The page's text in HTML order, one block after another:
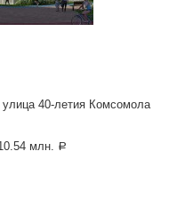
40-летия Комсомола
млн. a